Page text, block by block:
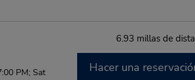
6.93 millas de
PM; Sat
Hacer una